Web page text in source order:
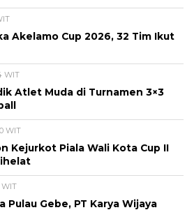
Akelamo Cup 2026, 32 Tim Ikut
WIT
Atlet Muda di Turnamen 3×3
WIT
Kejurkot Piala Wali Kota Cup II
WIT
Pulau Gebe, PT Karya Wijaya